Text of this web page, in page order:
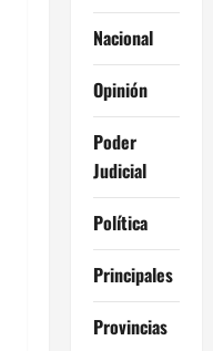
Nacional
Opinión
Poder
Judicial
Política
Principales
Provincias